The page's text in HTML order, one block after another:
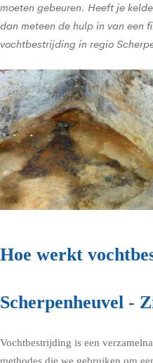
moeten gebeuren. Heeft je
dan meteen de hulp in van een
vochtbestrijding in regio
Hoe werkt
Scherpenheuvel -
Vochtbestrijding is een